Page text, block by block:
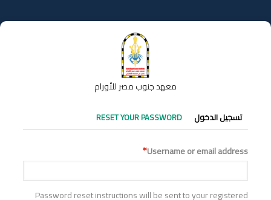
إلى
المحتوى
معهد جنوب مصر للأورام
التبويبات
الأساسية
تسجيل الدخول RESET YOUR PASSWORD
Username or email address
Password reset instructions will be sent to your registered